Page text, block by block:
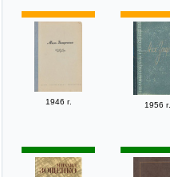
1946 г. 1956 г.